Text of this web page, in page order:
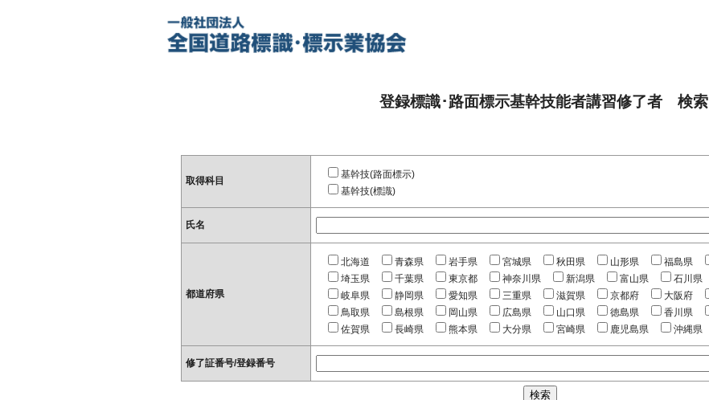
登録標識･路面標示基幹技能者講習修了者 検索
取得科目
基幹技(路面標示)
基幹技(標識)
氏名
都道府県
北海道 青森県 岩手県 宮城県 秋田県 山形県 福島県
埼玉県
千葉県 東京都 神奈川県 新潟県 富山県 石川県
岐阜県
静岡県 愛知県 三重県 滋賀県 京都府 大阪府
鳥取県
島根県 岡山県 広島県 山口県 徳島県 香川県
佐賀県
長崎県 熊本県 大分県 宮崎県 鹿児島県 沖縄県
修了証番号/登録番号